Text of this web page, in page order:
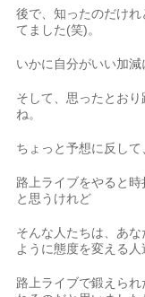
後で、知ったのだけ
てました(笑)。
いかに自分がいい加減
そして、思ったとお
ね。
ちょっと予想に反して
路上ライブをやると
と思うけれど
そんな人たちは、あ
ように態度を変える人
路上ライブで鍛えら